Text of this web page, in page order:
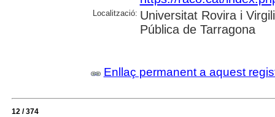
Localització: Universitat Rovira i
Pública de Tarragona
Enllaç permanent a aquest
12 / 374